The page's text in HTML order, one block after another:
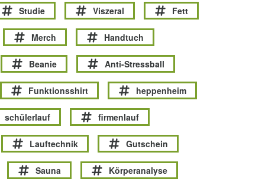
Studie Viszeral Fett
Merch Handtuch
Beanie Anti-Stressball
Funktionsshirt heppenheim
schülerlauf firmenlauf
Lauftechnik Gutschein
Sauna Körperanalyse